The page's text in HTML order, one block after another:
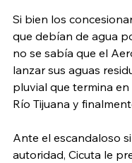
Si bien los
que debían de agua
no se sabía que el
lanzar sus aguas
pluvial que termina
Río Tijuana y
Ante el escandaloso
autoridad, Cicuta le